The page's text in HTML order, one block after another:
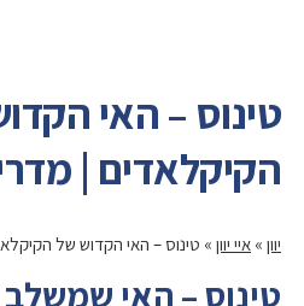
טינוס – האי
הקיקלאדים |
יוון » איי יוון » טינוס – האי הקדוש של
טינוס – האי שמשלב